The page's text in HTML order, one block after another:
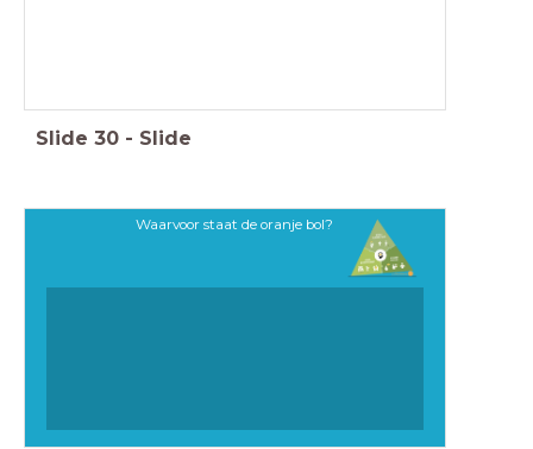
Slide 30 - Slide
Waarvoor staat de oranje bol?